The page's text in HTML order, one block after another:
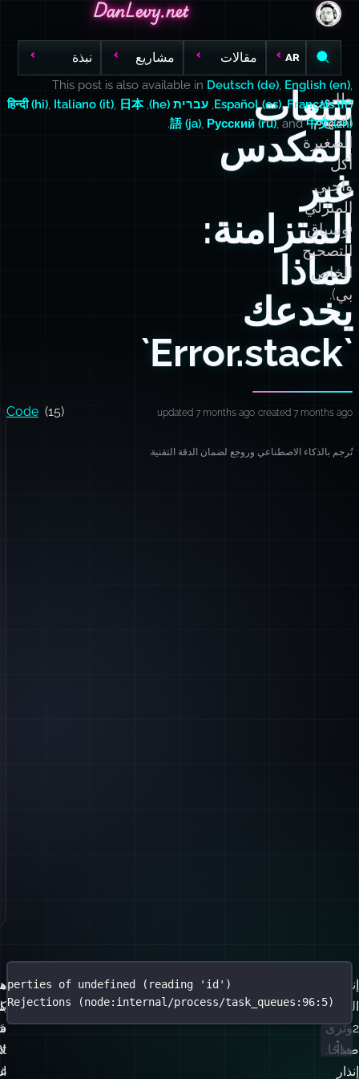
DanLevy.net
DanLevy.net
DanLevy.net
AR مقالات مشاريع نبذة
تتبعات
المكدس
غير
المتزامنة:
لماذا
يخدعك
`Error.stack`
طابور
المهام
الصغيرة
أكل
واجبي
المنزلي
(وسياق
التصحيح
الخاص
بي).
This post is also available in Deutsch (de), English (en),
Español (es),Français (fr)
, עברית (he) ,
हिन्दी (hi), Italiano (it), 日本
語 (ja), Русский (ru), and中文 (zh)
.
created 7 months ago
updated 7 months ago
Code (15)
تُرجم بالذكاء الاصطناعي وروجع لضمان الدقة التقنية.